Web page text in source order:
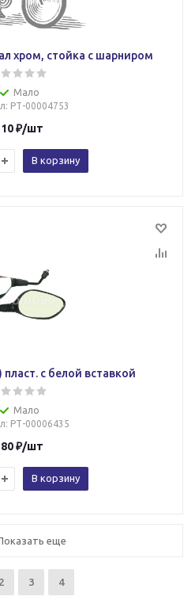
хром, стойка с шарниром
Мало
: РТ-00004753
₽/шт
В корзину
с белой вставкой
Мало
: РТ-00006435
₽/шт
В корзину
еще
2 3 4